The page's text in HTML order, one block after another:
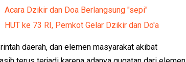
Acara Dzikir dan Doa Berlangsung "sepi"
HUT ke 73 RI, Pemkot Gelar Dzikir dan Do'a
daerah, dan elemen masyarakat akibat